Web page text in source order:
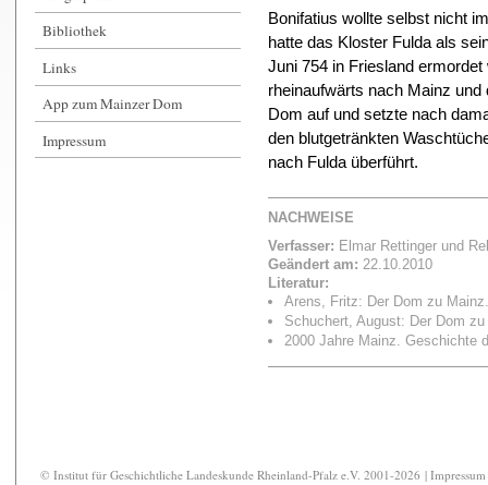
Bibliothek
Links
App zum Mainzer Dom
Impressum
Bonifatius wollte selbst nicht
hatte das Kloster Fulda als
Juni 754 in Friesland
rheinaufwärts nach Mainz
Dom auf und setzte nach
den blutgetränkten
nach Fulda überführt.
NACHWEISE
Verfasser: Elmar Rettinger und
Geändert am: 22.10.2010
Literatur:
Arens, Fritz: Der Dom zu
Schuchert, August: Der Dom
2000 Jahre Mainz. Geschichte
© Institut für Geschichtliche Landeskunde Rheinland-Pfalz e.V. 2001-2026 |Impressum